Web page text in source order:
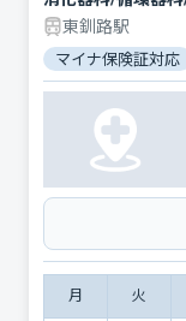
東釧路駅
マイナ保険証対応
月 火